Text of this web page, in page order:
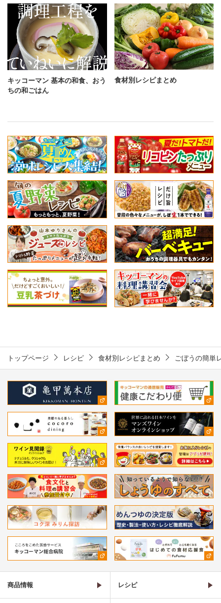
キッコーマン 基本の和食、おう
ちの和ごはん
食材別レシピまとめ
トップページ レシピ 食材別レシピまとめ ごぼうの簡単
商品情報 レシピ